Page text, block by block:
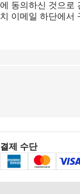
에 동의하신 것으로
치 이메일 하단에서
결제 수단